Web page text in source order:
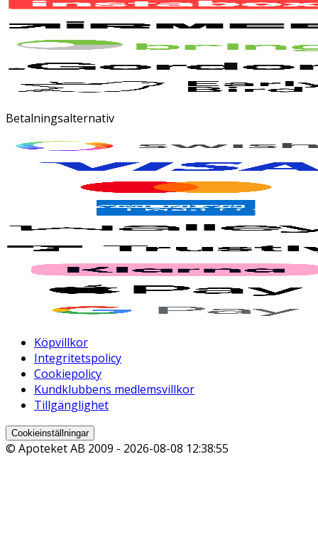
Betalningsalternativ
Köpvillkor
Integritetspolicy
Cookiepolicy
Kundklubbens medlemsvillkor
Tillgänglighet
Cookieinställningar
© Apoteket AB 2009 - 2026-08-08 12:38:55